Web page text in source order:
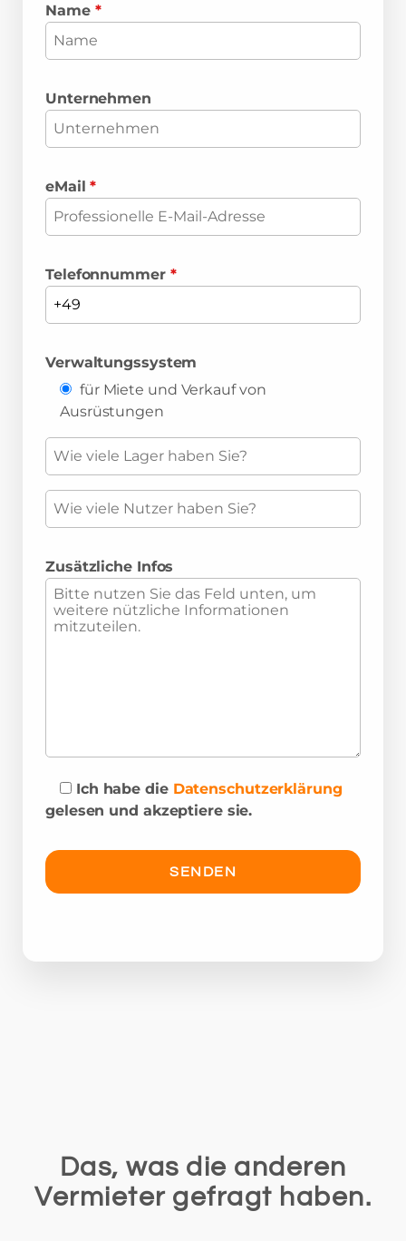
Name *
Unternehmen
eMail*
Telefonnummer *
Verwaltungssystem
für Miete und Verkauf von
Ausrüstungen
Zusätzliche Infos
Ich habe die Datenschutzerklärung
gelesen und akzeptiere sie.
Das, was die anderen
Vermieter gefragt haben.